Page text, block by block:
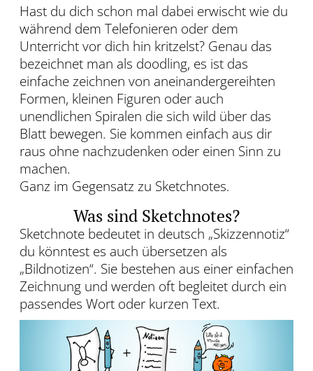
Hast du dich schon mal dabei erwischt wie du
während dem Telefonieren oder dem
Unterricht vor dich hin kritzelst? Genau das
bezeichnet man als doodling, es ist das
einfache zeichnen von aneinandergereihten
Formen, kleinen Figuren oder auch
unendlichen Spiralen die sich wild über das
Blatt bewegen. Sie kommen einfach aus dir
raus ohne nachzudenken oder einen Sinn zu
machen.
Ganz im Gegensatz zu Sketchnotes.
Was sind Sketchnotes?
Sketchnote bedeutet in deutsch „Skizzennotiz“
du könntest es auch übersetzen als
„Bildnotizen“. Sie bestehen aus einer einfachen
Zeichnung und werden oft begleitet durch ein
passendes Wort oder kurzen Text.